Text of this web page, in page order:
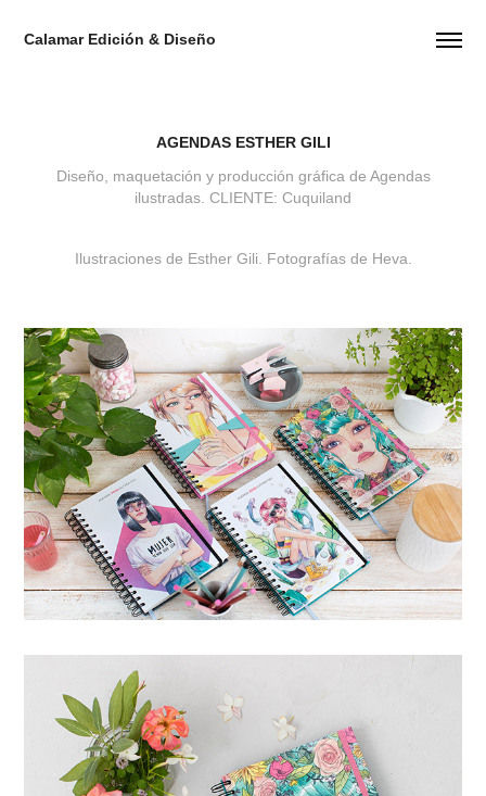
Calamar Edición & Diseño
AGENDAS ESTHER GILI
Diseño, maquetación y producción gráfica de Agendas
ilustradas. CLIENTE: Cuquiland
Ilustraciones de Esther Gili. Fotografías de Heva.